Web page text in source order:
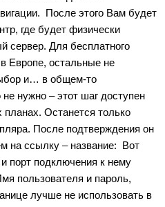
После этого Вам будет
где будет физически
сервер. Для бесплатного
Европе, остальные не
и… в общем-то
нужно – этот шаг доступен
Останется только
После подтверждения он
на ссылку – название: Вот
порт подключения к нему
пользователя и пароль,
лучше не использовать в